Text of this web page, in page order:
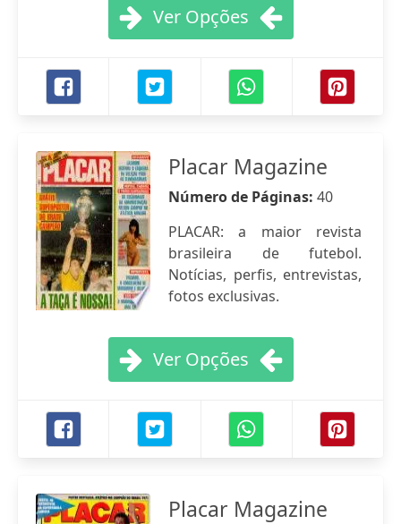
Ver Opções
Placar Magazine
Número de Páginas: 40
PLACAR: a maior revista
brasileira de futebol.
Notícias, perfis, entrevistas,
fotos exclusivas.
Ver Opções
Placar Magazine